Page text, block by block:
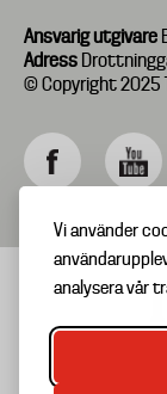
Vi använder
analysera vår
Ansvarig utgivare
Adress
© Copyright 2025